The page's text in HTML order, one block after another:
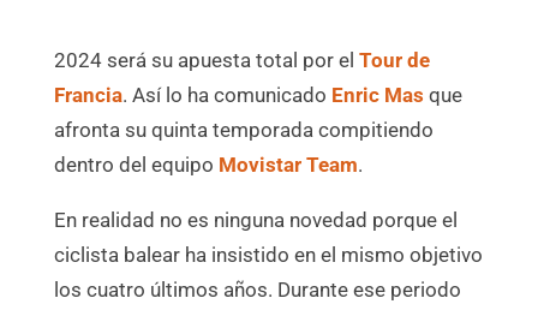
2024 será su apuesta total por el Tour de
Francia. Así lo ha comunicado Enric Mas que
afronta su quinta temporada compitiendo
dentro del equipo Movistar Team.
En realidad no es ninguna novedad porque el
ciclista balear ha insistido en el mismo objetivo
los cuatro últimos años. Durante ese periodo